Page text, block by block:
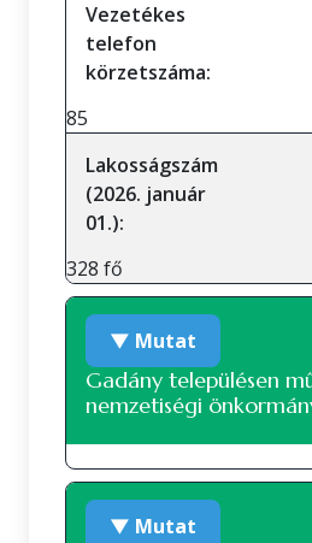
Vezetékes
telefon
körzetszáma:
85
Lakosságszám
(2026. január
01.):
328 fő
▼ Mutat
Gadány településen
nemzetiségi
A településen jelenleg
nemzetiségi
▼ Mutat